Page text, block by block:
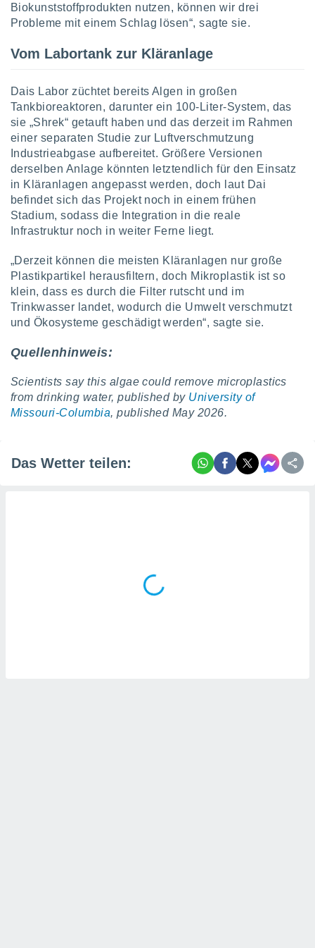
der
zur
und
durch
und der
von
von
1199
Biokunststoffprodukten nutzen, können wir drei
Probleme mit einem Schlag lösen“, sagte sie.
Vom Labortank zur Kläranlage
Dais Labor züchtet bereits Algen in großen
Tankbioreaktoren, darunter ein 100-Liter-System, das
sie „Shrek“ getauft haben und das derzeit im Rahmen
einer separaten Studie zur Luftverschmutzung
Industrieabgase aufbereitet. Größere Versionen
derselben Anlage könnten letztendlich für den Einsatz
in Kläranlagen angepasst werden, doch laut Dai
befindet sich das Projekt noch in einem frühen
Stadium, sodass die Integration in die reale
Infrastruktur noch in weiter Ferne liegt.
„Derzeit können die meisten Kläranlagen nur große
Plastikpartikel herausfiltern, doch Mikroplastik ist so
klein, dass es durch die Filter rutscht und im
Trinkwasser landet, wodurch die Umwelt verschmutzt
und Ökosysteme geschädigt werden“, sagte sie.
Quellenhinweis:
Scientists say this algae could remove microplastics
from drinking water, published by University of
Missouri-Columbia, published May 2026.
Das Wetter teilen: